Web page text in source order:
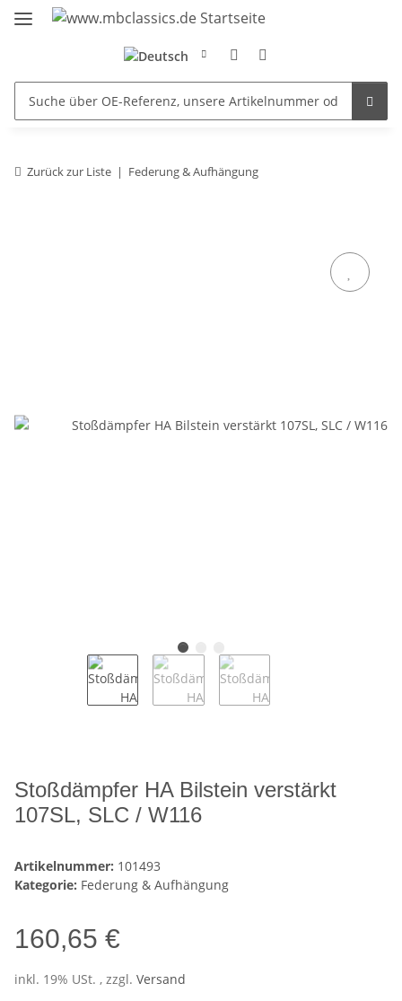
Zurück zur Liste Federung & Aufhängung
Stoßdämpfer HA Bilstein verstärkt
107SL, SLC / W116
Artikelnummer: 101493
Kategorie: Federung & Aufhängung
160,65 €
inkl. 19% USt. , zzgl. Versand